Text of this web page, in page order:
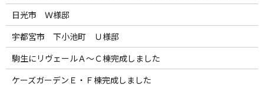
日光市 Ｗ様邸
宇都宮市 下小池町 Ｕ様邸
駒生にリヴェールＡ～Ｃ棟完成しました
ケーズガーデンＥ・Ｆ棟完成しました